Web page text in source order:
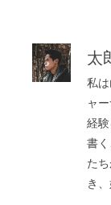
太
私
ャ
経
書
た
き